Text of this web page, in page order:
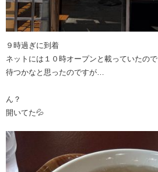
９時過ぎに到着
ネットには１０時オープンと載っていたので
待つかなと思ったのですが…
ん？
開いてた💦